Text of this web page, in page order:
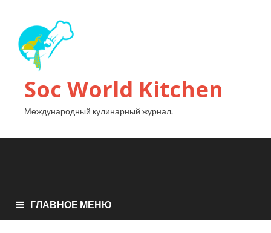
Soc World Kitchen
Международный кулинарный журнал.
ГЛАВНОЕ МЕНЮ